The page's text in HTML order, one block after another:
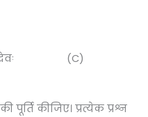
जयदेवः (C)
पूर्ति कीजिए। प्रत्येक प्रश्न